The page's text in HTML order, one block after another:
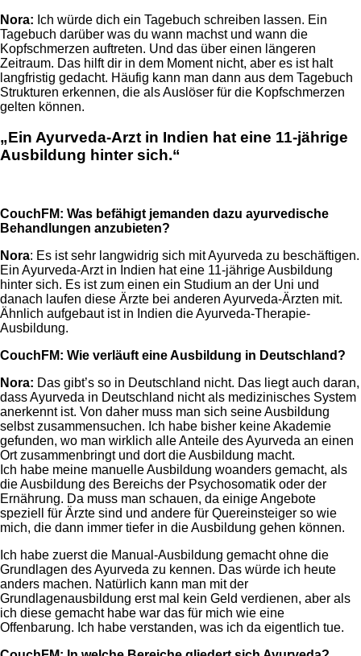
Nora: Ich würde dich ein Tagebuch schreiben lassen. Ein
Tagebuch darüber was du wann machst und wann die
Kopfschmerzen auftreten. Und das über einen längeren
Zeitraum. Das hilft dir in dem Moment nicht, aber es ist halt
langfristig gedacht. Häufig kann man dann aus dem Tagebuch
Strukturen erkennen, die als Auslöser für die Kopfschmerzen
gelten können.
„Ein Ayurveda-Arzt in Indien hat eine 11-jährige
Ausbildung hinter sich.“
CouchFM: Was befähigt jemanden dazu ayurvedische
Behandlungen anzubieten?
Nora: Es ist sehr langwidrig sich mit Ayurveda zu beschäftigen.
Ein Ayurveda-Arzt in Indien hat eine 11-jährige Ausbildung
hinter sich. Es ist zum einen ein Studium an der Uni und
danach laufen diese Ärzte bei anderen Ayurveda-Ärzten mit.
Ähnlich aufgebaut ist in Indien die Ayurveda-Therapie-
Ausbildung.
CouchFM: Wie verläuft eine Ausbildung in Deutschland?
Nora: Das gibt’s so in Deutschland nicht. Das liegt auch daran,
dass Ayurveda in Deutschland nicht als medizinisches System
anerkennt ist. Von daher muss man sich seine Ausbildung
selbst zusammensuchen. Ich habe bisher keine Akademie
gefunden, wo man wirklich alle Anteile des Ayurveda an einen
Ort zusammenbringt und dort die Ausbildung macht.
Ich habe meine manuelle Ausbildung woanders gemacht, als
die Ausbildung des Bereichs der Psychosomatik oder der
Ernährung. Da muss man schauen, da einige Angebote
speziell für Ärzte sind und andere für Quereinsteiger so wie
mich, die dann immer tiefer in die Ausbildung gehen können.
Ich habe zuerst die Manual-Ausbildung gemacht ohne die
Grundlagen des Ayurveda zu kennen. Das würde ich heute
anders machen. Natürlich kann man mit der
Grundlagenausbildung erst mal kein Geld verdienen, aber als
ich diese gemacht habe war das für mich wie eine
Offenbarung. Ich habe verstanden, was ich da eigentlich tue.